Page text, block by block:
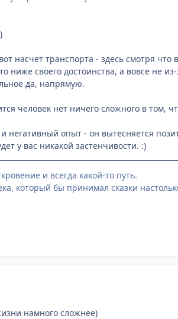
насчет транспорта - здесь смотря
ниже своего достоинства, а вовсе не
да, напрямую.
человек нет ничего сложного в том,
негативный опыт - он вытесняется
у вас никакой застенчивости. :)
и всегда какой-то путь.
который бы принимал сказки
намного сложнее)